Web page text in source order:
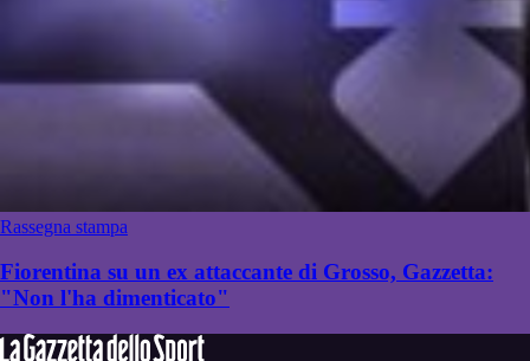
Rassegna stampa
Fiorentina su un ex attaccante di Grosso, Gazzetta:
"Non l'ha dimenticato"